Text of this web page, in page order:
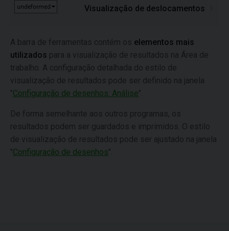
Visualização de deslocamentos
A barra de ferramentas contém os elementos mais
utilizados para a visualização de resultados na Área de
trabalho. A configuração detalhada do estilo de
visualização de resultados pode ser definido na janela
"Configuração de desenhos: Análise".
De forma semelhante aos outros programas, os
resultados podem ser guardados e imprimidos. O estilo
de visualização de resultados pode ser ajustado na janela
"Configuração de desenhos".